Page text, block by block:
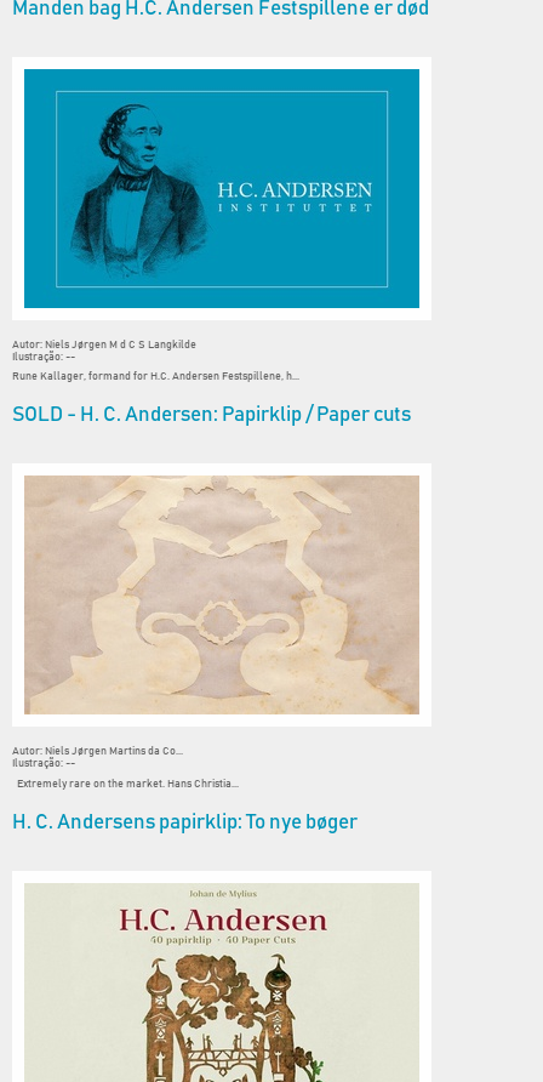
Manden bag H.C. Andersen Festspillene er død
Autor: Niels Jørgen M d C S Langkilde
Ilustração: --
Rune Kallager, formand for H.C. Andersen Festspillene, h...
SOLD - H. C. Andersen: Papirklip / Paper cuts
Autor: Niels Jørgen Martins da Co...
Ilustração: --
Extremely rare on the market. Hans Christia...
H. C. Andersens papirklip: To nye bøger